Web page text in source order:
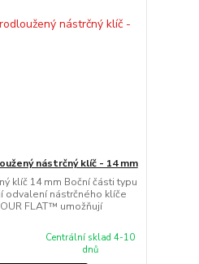
nástrčný klíč - 14 mm
klíč 14 mm Boční části typu
odvalení nástrčného klíče
FLAT™ umožňují
Centrální sklad 4-10
dnů